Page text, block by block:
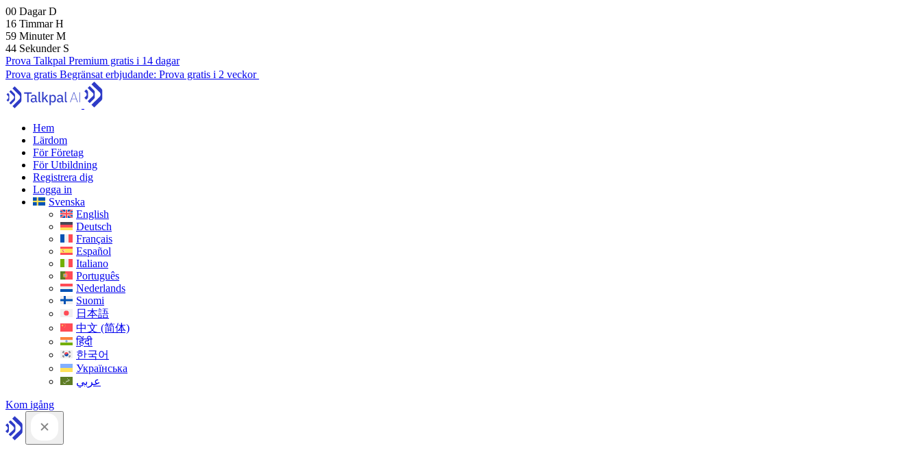
00 DagarD
16 TimmarH
59 MinuterM
42 Sekunder S
Prova Talkpal Premium gratis i 14 dagar
Prova gratis Begränsat erbjudande: Prova gratis i 2 veckor
Hem
Lärdom
För Företag
För Utbildning
Registrera dig
Logga in
Svenska
English
Deutsch
Français
Español
Italiano
Português
Nederlands
Suomi
日本語
中文 (简体)
हिंदी
한국어
Українська
عربي
Kom igång